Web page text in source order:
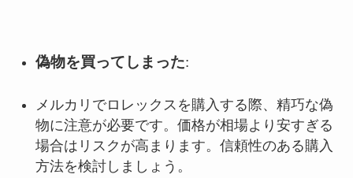
偽物を買ってしまった:
メルカリでロレックスを購入する際、精巧な偽
物に注意が必要です。価格が相場より安すぎる
場合はリスクが高まります。信頼性のある購入
方法を検討しましょう。